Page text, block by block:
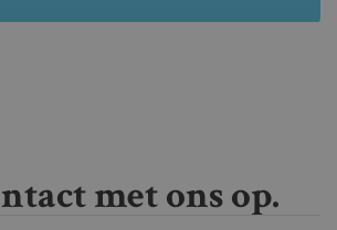
met ons op.